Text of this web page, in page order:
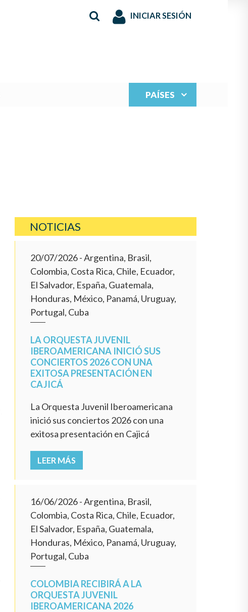
INICIAR SESIÓN
PAÍSES
NOTICIAS
20/07/2026- Argentina, Brasil,
Colombia, Costa Rica, Chile, Ecuador,
El Salvador, España, Guatemala,
Honduras, México, Panamá, Uruguay,
Portugal, Cuba
LA ORQUESTA JUVENIL
IBEROAMERICANA INICIÓ SUS
CONCIERTOS 2026 CON UNA
EXITOSA PRESENTACIÓN EN
CAJICÁ
La Orquesta Juvenil Iberoamericana
inició sus conciertos 2026 con una
exitosa presentación en Cajicá
LEER MÁS
16/06/2026- Argentina, Brasil,
Colombia, Costa Rica, Chile, Ecuador,
El Salvador, España, Guatemala,
Honduras, México, Panamá, Uruguay,
Portugal, Cuba
COLOMBIA RECIBIRÁ A LA
ORQUESTA JUVENIL
IBEROAMERICANA 2026